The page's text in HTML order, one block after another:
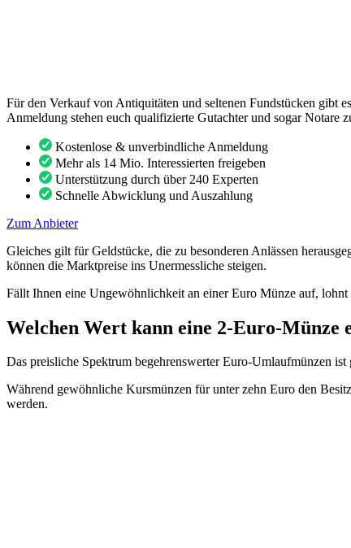
Für den Verkauf von Antiquitäten und seltenen Fundstücken gibt
Anmeldung stehen euch qualifizierte Gutachter und sogar Notare
Kostenlose & unverbindliche Anmeldung
Mehr als 14 Mio. Interessierten freigeben
Unterstützung durch über 240 Experten
Schnelle Abwicklung und Auszahlung
Zum Anbieter
Gleiches gilt für Geldstücke, die zu besonderen Anlässen
können die Marktpreise ins Unermessliche steigen.
Fällt Ihnen eine Ungewöhnlichkeit an einer Euro Münze auf,
Welchen Wert kann eine 2-Euro-Münze
Das preisliche Spektrum begehrenswerter Euro-Umlaufmünzen
Während gewöhnliche Kursmünzen für unter zehn Euro den
werden.